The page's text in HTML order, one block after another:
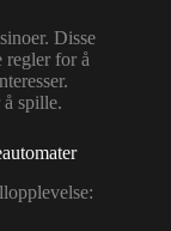
Disse
regler for å
spille.